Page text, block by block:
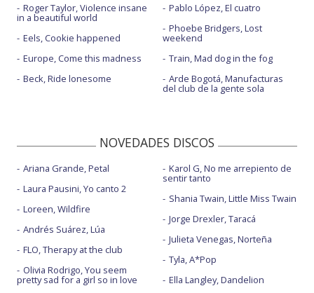
Roger Taylor, Violence insane
in a beautiful world
Eels, Cookie happened
Europe, Come this madness
Beck, Ride lonesome
Pablo López, El cuatro
Phoebe Bridgers, Lost
weekend
Train, Mad dog in the fog
Arde Bogotá, Manufacturas
del club de la gente sola
NOVEDADES DISCOS
Ariana Grande, Petal
Laura Pausini, Yo canto 2
Loreen, Wildfire
Andrés Suárez, Lúa
FLO, Therapy at the club
Olivia Rodrigo, You seem
pretty sad for a girl so in love
Karol G, No me arrepiento de
sentir tanto
Shania Twain, Little Miss Twain
Jorge Drexler, Taracá
Julieta Venegas, Norteña
Tyla, A*Pop
Ella Langley, Dandelion